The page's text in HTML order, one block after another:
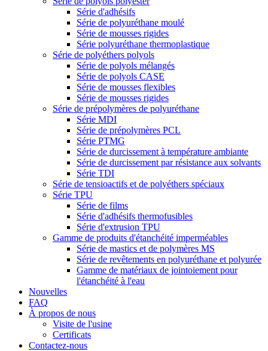
Série d'adhésifs
Série de polyuréthane moulé
Série de mousses rigides
Série polyuréthane thermoplastique
Série de polyéthers polyols
Série de polyols mélangés
Série de polyols CASE
Série de mousses flexibles
Série de mousses rigides
Série de prépolymères de polyuréthane
Série MDI
Série de prépolymères PCL
Série PTMG
Série de durcissement à température ambiante
Série de durcissement par résistance aux solvants
Série TDI
Série de tensioactifs et de polyéthers spéciaux
Série TPU
Série de films
Série d'adhésifs thermofusibles
Série d'extrusion TPU
Gamme de produits d'étanchéité imperméables
Série de mastics et de polymères MS
Série de revêtements en polyuréthane et polyurée
Gamme de matériaux de jointoiement pour
l'étanchéité à l'eau
Nouvelles
FAQ
À propos de nous
Visite de l'usine
Certificats
Contactez-nous